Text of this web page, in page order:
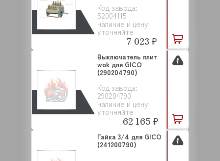
Код завода:
52004115
наличие и цену
уточняйте
7 023 ₽
Код завода:
290204790
наличие и цену
уточняйте
Выключатель плит
wok для GICO
(290204790)
62 165 ₽
Гайка 3/4 для GICO
(241200790)